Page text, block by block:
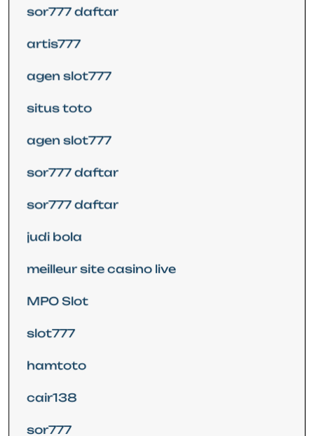
sor777 daftar
artis777
agen slot777
situs toto
agen slot777
sor777 daftar
sor777 daftar
judi bola
meilleur site casino live
MPO Slot
slot777
hamtoto
cair138
sor777